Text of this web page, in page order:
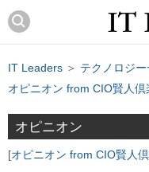
IT Leaders ＞ テクノロジ
オピニオン from CIO賢人倶
オピニオン
オピニオン from CIO賢人